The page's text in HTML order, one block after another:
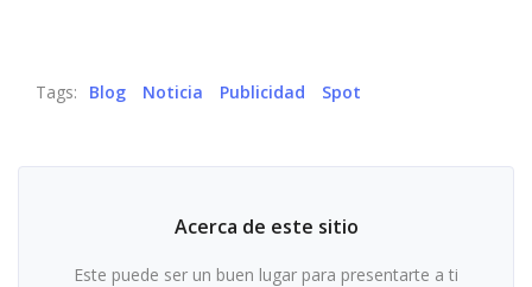
Tags: Blog Noticia Publicidad Spot
Acerca de este sitio
Este puede ser un buen lugar para presentarte a ti